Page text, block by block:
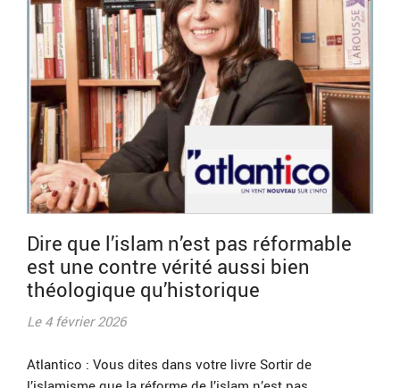
Dire que l’islam n’est pas réformable
est une contre vérité aussi bien
théologique qu’historique
Le 4 février 2026
Atlantico : Vous dites dans votre livre Sortir de